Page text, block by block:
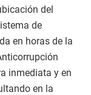
del
de
en horas de la
inmediata y en
en la